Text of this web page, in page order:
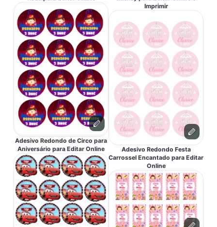
Adesivo Redondo de Circo para
Aniversário para Editar Online
Imprimir
Adesivo Redondo Festa
Carrossel Encantado para Editar
Online